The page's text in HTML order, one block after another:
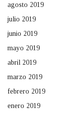
agosto 2019
julio 2019
junio 2019
mayo 2019
abril 2019
marzo 2019
febrero 2019
enero 2019